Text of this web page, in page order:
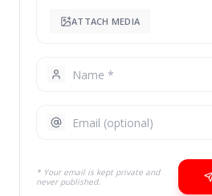
ATTACH MEDIA
* Your email is kept private and
never published.